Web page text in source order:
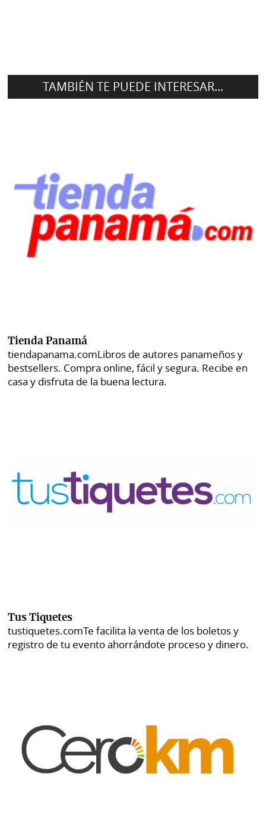
TAMBIÉN TE PUEDE INTERESAR...
Tienda Panamá
tiendapanama.comLibros de autores panameños y
bestsellers. Compra online, fácil y segura. Recibe en
casa y disfruta de la buena lectura.
Tus Tiquetes
tustiquetes.comTe facilita la venta de los boletos y
registro de tu evento ahorrándote proceso y dinero.